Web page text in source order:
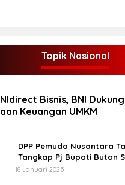
Topik Nasional
Bisnis, BNI
Keuangan UMKM
DPP Pemuda Nusantara
Tangkap Pj Bupati Buton
Penganiaya Aktvis HMI
18 Januari 2025